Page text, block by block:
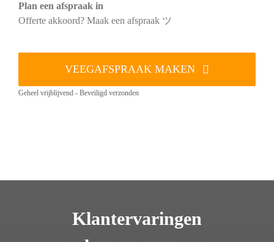
Plan een afspraak in
Offerte akkoord? Maak een afspraak ツ
VEEGAFSPRAAK MAKEN
Geheel vrijblijvend - Beveiligd verzonden
Klantervaringen